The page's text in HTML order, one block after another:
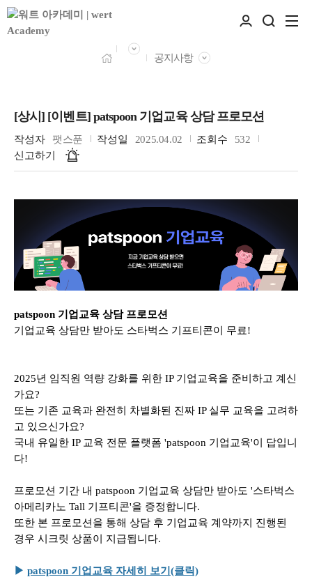
공지사항
[상시] [이벤트] patspoon 기업교육 상담 프로모션
작성자 팻스푼 작성일 2025.04.02 조회수
532
신고하기
patspoon 기업교육 상담 프로모션
기업교육 상담만 받아도 스타벅스 기프티콘이 무료!
2025년 임직원 역량 강화를 위한 IP 기업교육을 준비하고 계신
가요?
또는 기존 교육과 완전히 차별화된 진짜 IP 실무 교육을 고려하
고 있으신가요?
국내 유일한 IP 교육 전문 플랫폼 'patspoon 기업교육'이 답입니
다!
프로모션 기간 내 patspoon 기업교육 상담만 받아도 '스타벅스
아메리카노 Tall 기프티콘'을 증정합니다.
또한 본 프로모션을 통해 상담 후 기업교육 계약까지 진행된
경우 시크릿 상품이 지급됩니다.
▶ patspoon 기업교육 자세히 보기(클릭)